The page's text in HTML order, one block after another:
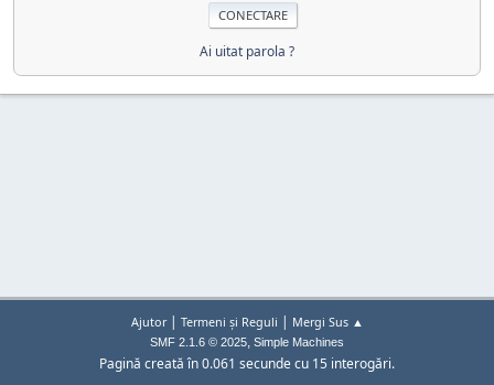
Ai uitat parola ?
Ajutor| Termeni și Reguli | Mergi Sus ▲
SMF 2.1.6 © 2025, Simple Machines
Pagină creată în 0.061 secunde cu 15 interogări.